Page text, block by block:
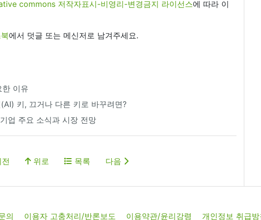
commons 저작자표시-비영리-변경금지 라이선스에 따라 이
에서 덧글 또는 메신저로 남겨주세요.
한 이유
키, 끄거나 다른 키로 바꾸려면?
업 주요 소식과 시장 전망
전 위로 목록 다음
의 이용자 고충처리/반론보도 이용약관/윤리강령 개인정보 취급방